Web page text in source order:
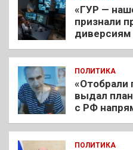
«ГУР —
признали
диверсиям
ПОЛИТИКА
«Отобрали
выдал
с РФ
ПОЛИТИКА